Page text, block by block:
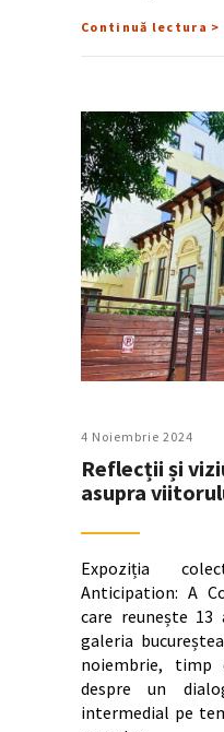
Continuă lectura >
4 Noiembrie 2024
Reflecții și
asupra
Expoziția
Anticipation: A
care reunește
galeria
noiembrie, timp
despre un
intermedial pe